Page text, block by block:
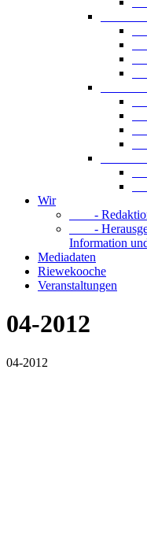
-
-
-
Wir
-
-
Information
Mediadaten
Riewekooche
Veranstaltungen
04-2012
04-2012